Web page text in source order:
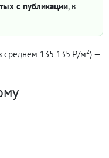
с публикации, в
среднем 135 135 ₽/м²) —